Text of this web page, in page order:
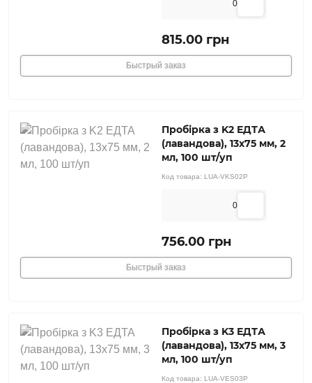
0
815.00 грн
Быстрый заказ
Пробірка з K2 ЕДТА
(лавандова), 13х75 мм, 2
мл, 100 шт/уп
Код товара: LUA-VKS02P
0
756.00 грн
Быстрый заказ
Пробірка з K3 ЕДТА
(лавандова), 13х75 мм, 3
мл, 100 шт/уп
Код товара: LUA-VES03P